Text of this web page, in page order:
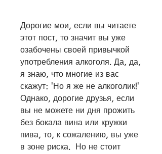
Дорогие мои, если вы читаете
этот пост, то значит вы уже
озабочены своей привычкой
употребления алкоголя. Да, да,
я знаю, что многие из вас
скажут: 'Но я же не алкоголик!'
Однако, дорогие друзья, если
вы не можете ни дня прожить
без бокала вина или кружки
пива, то, к сожалению, вы уже
в зоне риска.  Но не стоит